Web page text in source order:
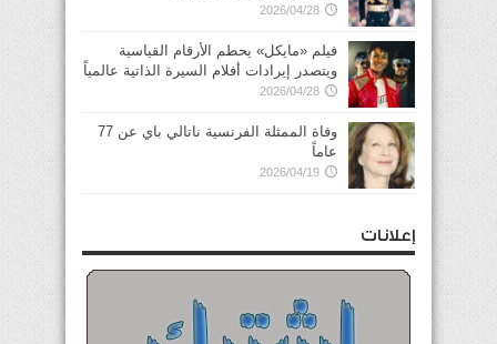
2026/04/28
فيلم «مايكل» يحطم الأرقام القياسية
ويتصدر إيرادات أفلام السيرة الذاتية عالمياً
2026/04/28
وفاة الممثلة الفرنسية ناتالي باي عن 77
عاماً
2026/04/19
إعلانات